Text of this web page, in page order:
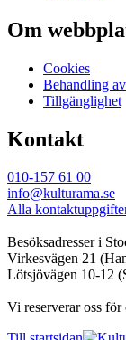
Om
Cookies
Behandling
Tillgänglighet
Kontakt
010-157 61 00
info@kulturama.se
Alla
Besöksadresser i
Virkesvägen 21
Lötsjövägen 10-12
Vi reserverar oss